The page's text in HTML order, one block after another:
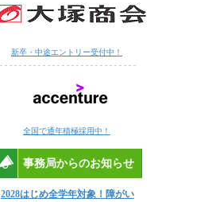
新卒・中途エントリー受付中！
全国で通年積極採用中！
事務局からのお知らせ
2028はじめ全学年対象！障がい